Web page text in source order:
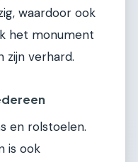
waardoor ook
het monument
zijn verhard.
en rolstoelen.
is ook